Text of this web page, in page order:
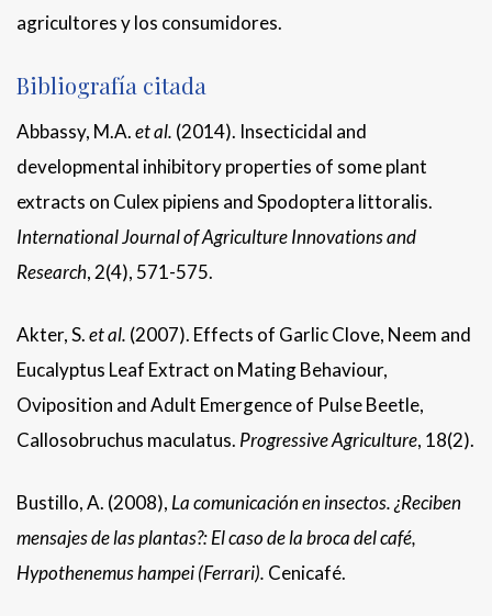
agricultores y los consumidores.
Bibliografía citada
Abbassy, M.A.et al. (2014). Insecticidal and
developmental inhibitory properties of some plant
extracts on Culex pipiens and Spodoptera littoralis.
International Journal of Agriculture Innovations and
Research, 2(4), 571-575.
Akter, S.et al. (2007). Effects of Garlic Clove, Neem and
Eucalyptus Leaf Extract on Mating Behaviour,
Oviposition and Adult Emergence of Pulse Beetle,
Callosobruchus maculatus. Progressive Agriculture, 18(2).
Bustillo, A. (2008), La comunicación en insectos. ¿Reciben
mensajes de las plantas?: El caso de la broca del café,
Hypothenemus hampei (Ferrari). Cenicafé.